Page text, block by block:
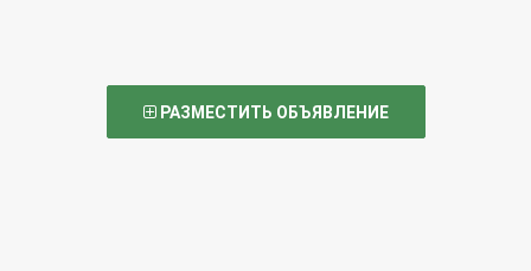
РАЗМЕСТИТЬ ОБЪЯВЛЕНИЕ